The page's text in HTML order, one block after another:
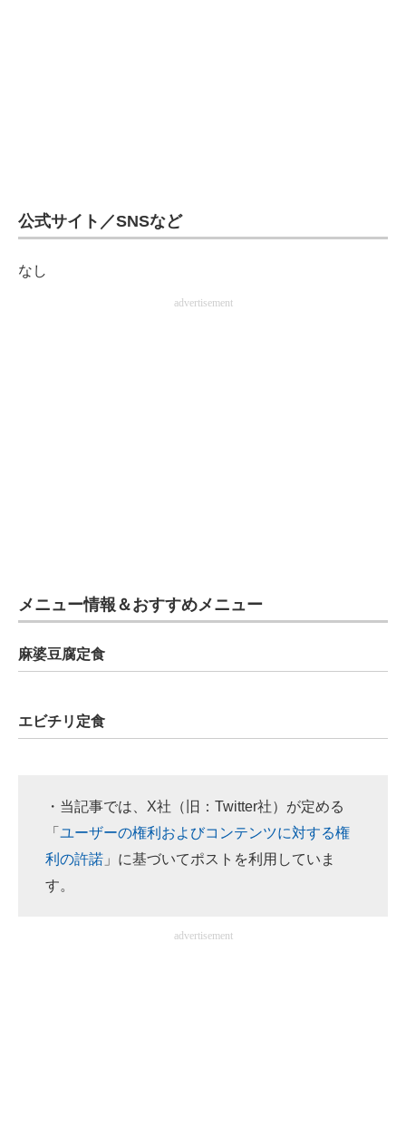
電子設計の基本と応用
建設×テクノロジーの最前線
公式サイト／SNSなど
なし
advertisement
メニュー情報＆おすすめメニュー
麻婆豆腐定食
エビチリ定食
・当記事では、X社（旧：Twitter社）が定める
「 ユーザーの権利およびコンテンツに対する権
利の許諾 」に基づいてポストを利用していま
す。
advertisement